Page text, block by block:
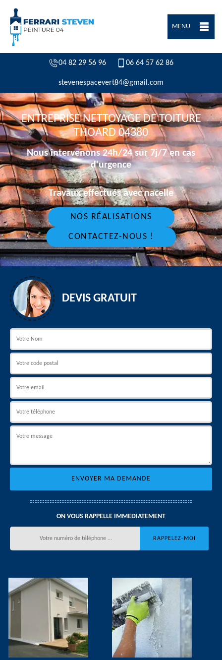
MENU
04 82 29 56 96 06 64 57 62 86
stevenespacevert84@gmail.com
ENTREPRISE NETTOYAGE DE TOITURE
THOARD 04380
Nous intervenons 24h/24 sur 7j/7 en cas
d'urgence
Travaux effectués avec nacelle
NOS RÉALISATIONS
CONTACTEZ-NOUS !
DEVIS GRATUIT
ON VOUS RAPPELLE IMMEDIATEMENT